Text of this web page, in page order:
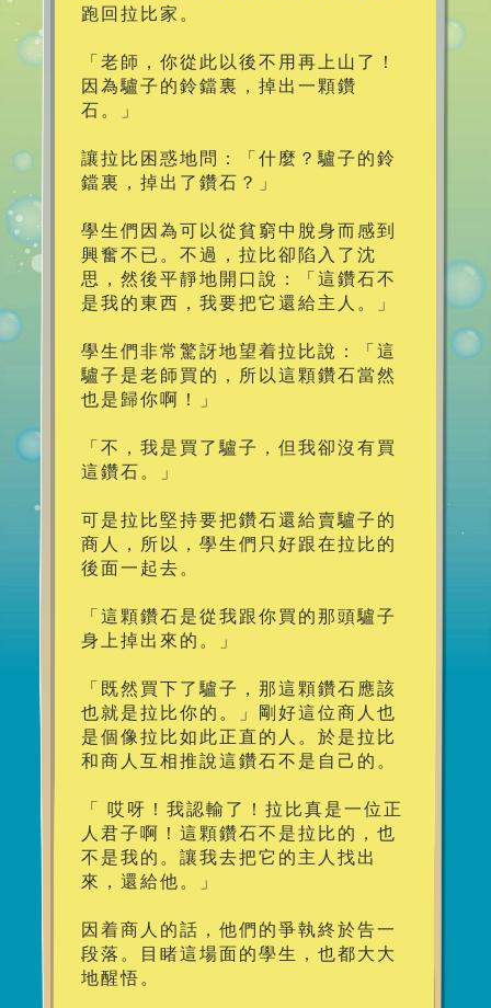
跑回拉比家。
「老師，你從此以後不用再上山了！
因為驢子的鈴鐺裏，掉出一顆鑽
石。」
讓拉比困惑地問：「什麼？驢子的鈴
鐺裏，掉出了鑽石？」
學生們因為可以從貧窮中脫身而感到
興奮不已。不過，拉比卻陷入了沈
思，然後平靜地開口說：「這鑽石不
是我的東西，我要把它還給主人。」
學生們非常驚訝地望着拉比說：「這
驢子是老師買的，所以這顆鑽石當然
也是歸你啊！」
「不，我是買了驢子，但我卻沒有買
這鑽石。」
可是拉比堅持要把鑽石還給賣驢子的
商人，所以，學生們只好跟在拉比的
後面一起去。
「這顆鑽石是從我跟你買的那頭驢子
身上掉出來的。」
「既然買下了驢子，那這顆鑽石應該
也就是拉比你的。」剛好這位商人也
是個像拉比如此正直的人。於是拉比
和商人互相推說這鑽石不是自己的。
「 哎呀！我認輸了！拉比真是一位正
人君子啊！這顆鑽石不是拉比的，也
不是我的。讓我去把它的主人找出
來，還給他。」
因着商人的話，他們的爭執終於告一
段落。目睹這場面的學生，也都大大
地醒悟。